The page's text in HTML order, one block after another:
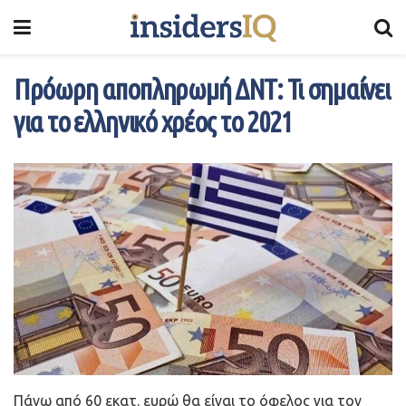
Πρόωρη αποπληρωμή ΔΝΤ: Τι σημαίνει
για το ελληνικό χρέος το 2021
Πάνω από 60 εκατ. ευρώ θα είναι το όφελος για τον